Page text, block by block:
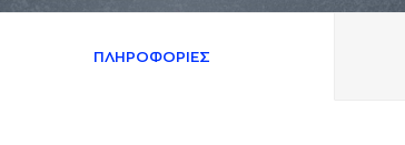
ΠΛΗΡΟΦΟΡΙΕΣ